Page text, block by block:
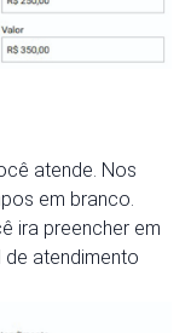
atende. Nos
em branco.
ira preencher em
atendimento